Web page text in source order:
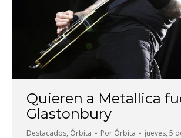
Quieren a Metallica
Glastonbury
Destacados, Órbita Por Órbita jueves, 5